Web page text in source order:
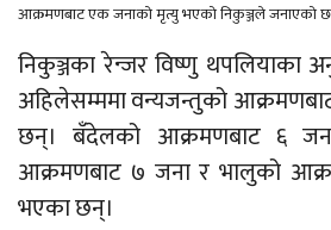
आक्रमणबाट एक जनाको मृत्यु भएको निकुञ्जले जनाएको
निकुञ्जका रेन्जर विष्णु थपलियाका
अहिलेसम्ममा वन्यजन्तुको
छन्। बँदेलको आक्रमणबाट ६
आक्रमणबाट ७ जना र भालुको
भएका छन्।